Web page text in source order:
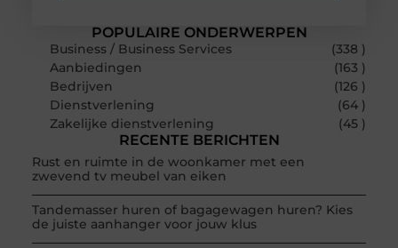
POPULAIRE ONDERWERPEN
Business / Business Services
(338 )
Aanbiedingen
(163 )
Bedrijven
(126 )
Dienstverlening
(64 )
Zakelijke dienstverlening
(45 )
RECENTE BERICHTEN
Rust en ruimte in de woonkamer met een
zwevend tv meubel van eiken
Tandemasser huren of bagagewagen huren? Kies
de juiste aanhanger voor jouw klus